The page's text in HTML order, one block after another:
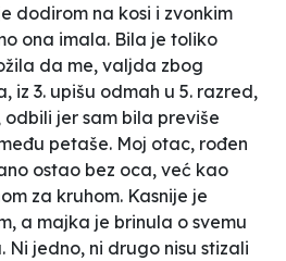
dodirom na kosi i zvonkim
ona imala. Bila je toliko
da me, valjda zbog
iz 3. upišu odmah u 5. razred,
jer sam bila previše
petaše. Moj otac, rođen
ostao bez oca, već kao
za kruhom. Kasnije je
a majka je brinula o svemu
jedno, ni drugo nisu stizali